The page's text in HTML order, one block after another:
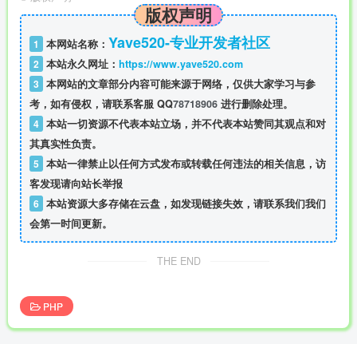
版权声明
1 本网站名称： Yave520-专业开发者社区
2 本站永久网址： https://www.yave520.com
3 本网站的文章部分内容可能来源于网络，仅供大家学习与参
考，如有侵权，请联系客服 QQ78718906 进行删除处理。
4 本站一切资源不代表本站立场，并不代表本站赞同其观点和对
其真实性负责。
5 本站一律禁止以任何方式发布或转载任何违法的相关信息，访
客发现请向站长举报
6 本站资源大多存储在云盘，如发现链接失效，请联系我们我们
会第一时间更新。
THE END
PHP